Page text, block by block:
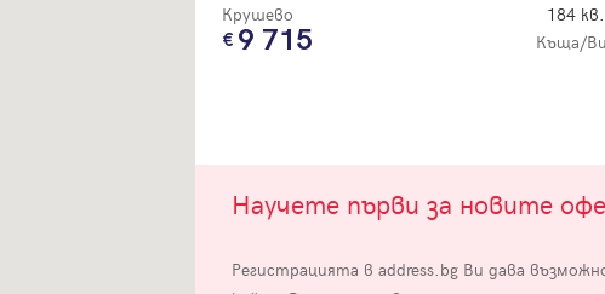
Крушево 184
9 715
Къща/
Научете първи за новите
Регистрацията в address.bg Ви дава
Влезте с профила си, за да разгледате повече снимки и да получите